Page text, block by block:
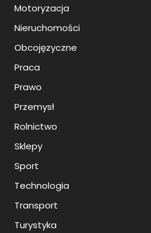
Motoryzacja
Nieruchomości
Obcojęzyczne
Praca
Prawo
Przemysł
Rolnictwo
Sklepy
Sport
Technologia
Transport
Turystyka